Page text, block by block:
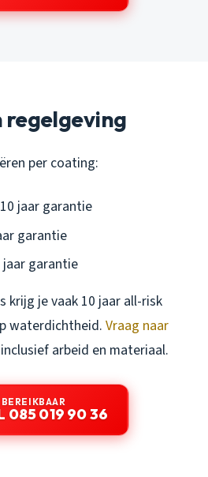
regelgeving
per coating:
jaar garantie
garantie
jaar garantie
krijg je vaak 10 jaar all-risk
waterdichtheid. Vraag naar
arbeid en materiaal.
BEREIKBAAR
085 019 90 36